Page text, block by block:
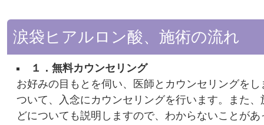
涙袋ヒアルロン酸、施術の流れ
１．無料カウンセリング
お好みの目もとを伺い、医師とカウンセリングを
ついて、入念にカウンセリングを行います。また
どについても説明しますので、わからないことが